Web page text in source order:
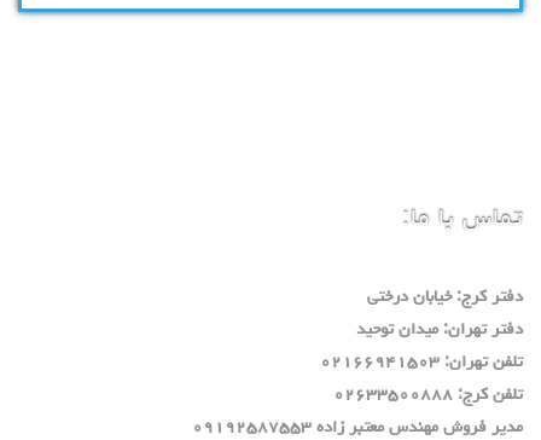
تماس با ما:
دفتر كرج: خيابان درختي
دفتر تهران: ميدان توحيد
تلفن تهران: ٠٢١٦٦٩٤١٥٠٣
تلفن كرج: ٠٢٦٣٣٥٠٠٨٨٨
مدير فروش مهندس معتبر زاده ٠٩١٩٢٥٨٧٥٥٣